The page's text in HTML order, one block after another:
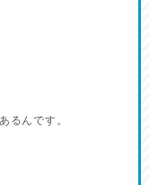
るんです。